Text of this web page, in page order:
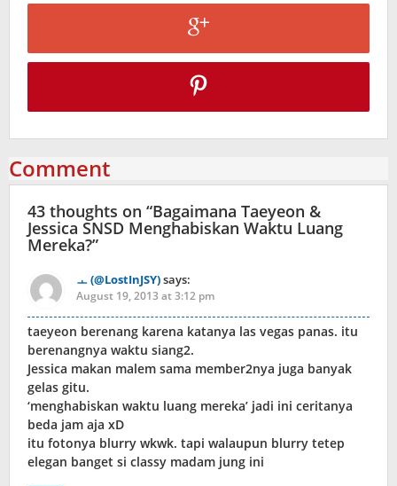
Comment
43 thoughts on “Bagaimana Taeyeon &
Jessica SNSD Menghabiskan Waktu Luang
Mereka?”
ㅗ (@LostInJSY)says:
August 19, 2013 at 3:12 pm
taeyeon berenang karena katanya las vegas panas. itu
berenangnya waktu siang2.
Jessica makan malem sama member2nya juga banyak
gelas gitu.
‘menghabiskan waktu luang mereka’ jadi ini ceritanya
beda jam aja xD
itu fotonya blurry wkwk. tapi walaupun blurry tetep
elegan banget si classy madam jung ini